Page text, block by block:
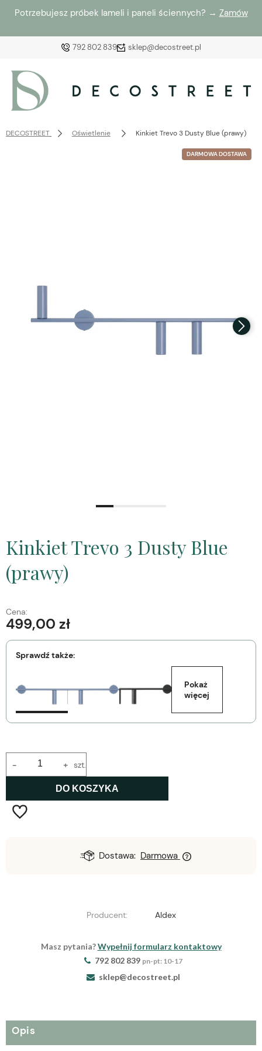
Potrzebujesz próbek lameli i paneli ściennych? → Zamów
792 802 839 sklep@decostreet.pl
Załóż konto
DECOSTREET Oświetlenie Kinkiet Trevo 3 Dusty Blue (prawy)
DARMOWA DOSTAWA
Kinkiet Trevo 3 Dusty Blue
(prawy)
Cena:
499,00 zł
Sprawdź także:
Pokaż
więcej
+
- szt.
DO KOSZYKA
Dostawa: Darmowa
Producent: Aldex
Masz pytania?Wypełnij formularz kontaktowy
792 802 839 pn-pt: 10-17
sklep@decostreet.pl
Opis